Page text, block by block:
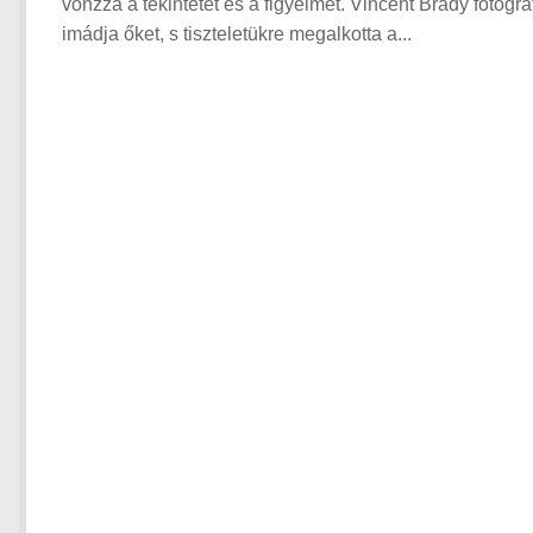
vonzza a tekintetet és a figyelmet. Vincent Brady
imádja őket, s tiszteletükre megalkotta a...